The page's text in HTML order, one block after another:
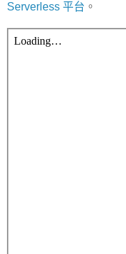
Serverless 平台 。